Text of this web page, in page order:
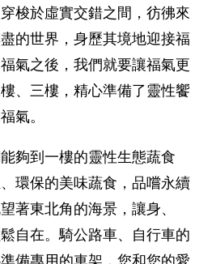
梭於虛實交錯之間，彷彿來
的世界，身歷其境地迎接福
氣之後，我們就要讓福氣更
、三樓，精心準備了靈性饗
氣。
夠到一樓的靈性生態蔬食
環保的美味蔬食，品嚐永續
著東北角的海景，讓身、
自在。騎公路車、自行車的
備專用的車架，您和您的愛